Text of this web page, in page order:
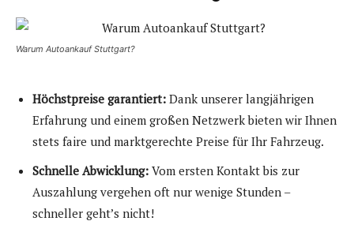
Warum Autoankauf Stuttgart?
Höchstpreise garantiert: Dank unserer langjährigen
Erfahrung und einem großen Netzwerk bieten wir Ihnen
stets faire und marktgerechte Preise für Ihr Fahrzeug.
Schnelle Abwicklung: Vom ersten Kontakt bis zur
Auszahlung vergehen oft nur wenige Stunden –
schneller geht’s nicht!